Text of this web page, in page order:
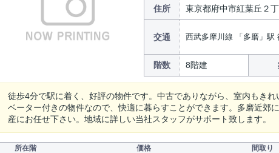
住所 東京都府中市紅葉丘２丁
交通 西武多摩川線 「多磨」駅
階数 8階建
徒歩4分で駅に着く、好評の物件です。中古でありながら、室内もき
ベーター付きの物件なので、快適に暮らすことができます。多磨近郊
産にお任せ下さい。地域に詳しい当社スタッフがサポート致します。
所在階 価格 間取り